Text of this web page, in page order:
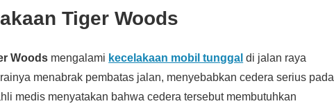
Tiger Woods
Woods mengalami kecelakaan mobil tunggal di jalan raya
menabrak pembatas jalan, menyebabkan cedera serius pada
medis menyatakan bahwa cedera tersebut membutuhkan